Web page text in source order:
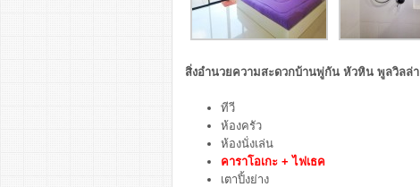
สิ่งอำนวยความสะดวกบ้านพู่กัน หัวหิน พูลวิลล่า
ทีวี
ห้องครัว
ห้องนั่งเล่น
คาราโอเกะ + ไฟเธค
เตาปิ้งย่าง